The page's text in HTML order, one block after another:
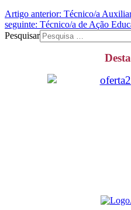
Artigo anterior: Técnico/a
seguinte: Técnico/a de Ação
Pesquisar